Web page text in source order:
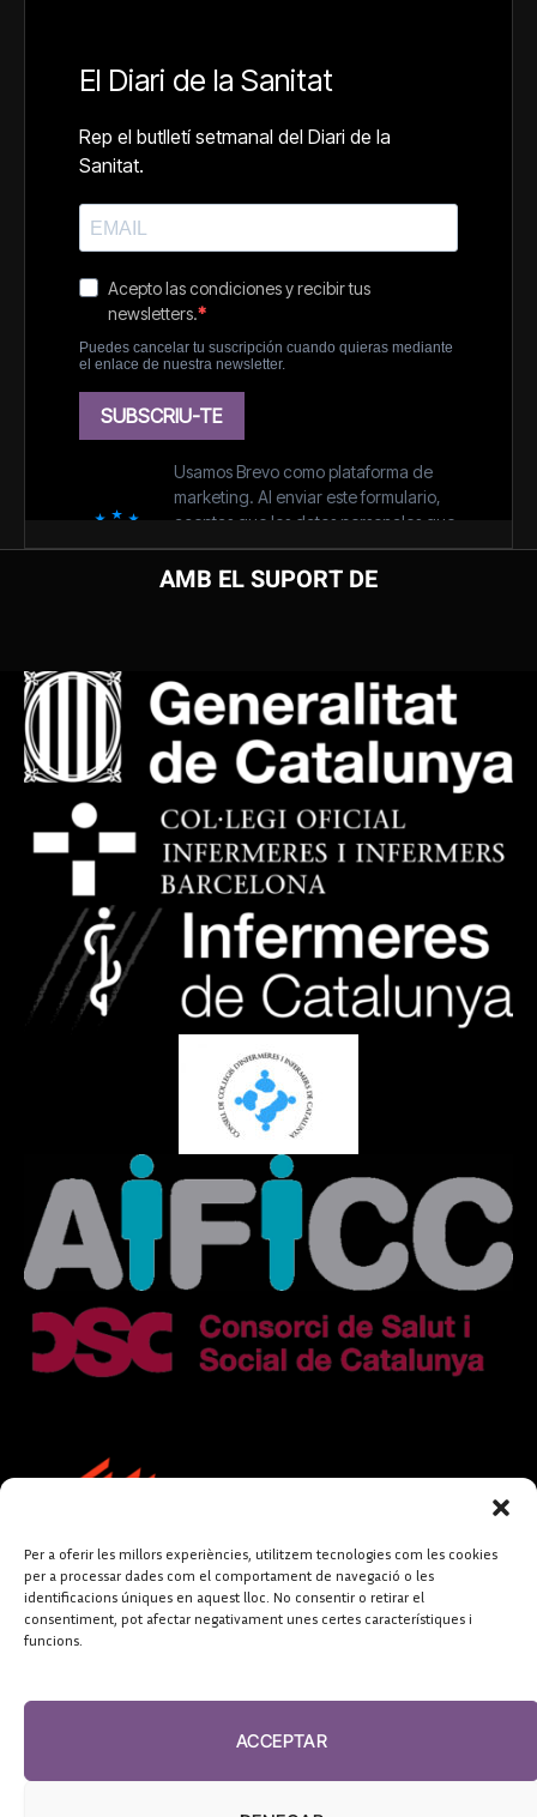
Per a oferir les millors experiències, utilitzem tecnologies com les cookies
per a processar dades com el comportament de navegació o les
identificacions úniques en aquest lloc. No consentir o retirar el
consentiment, pot afectar negativament unes certes característiques i
funcions.
ACCEPTAR
AMB EL SUPORT DE
FUNDACIÓ